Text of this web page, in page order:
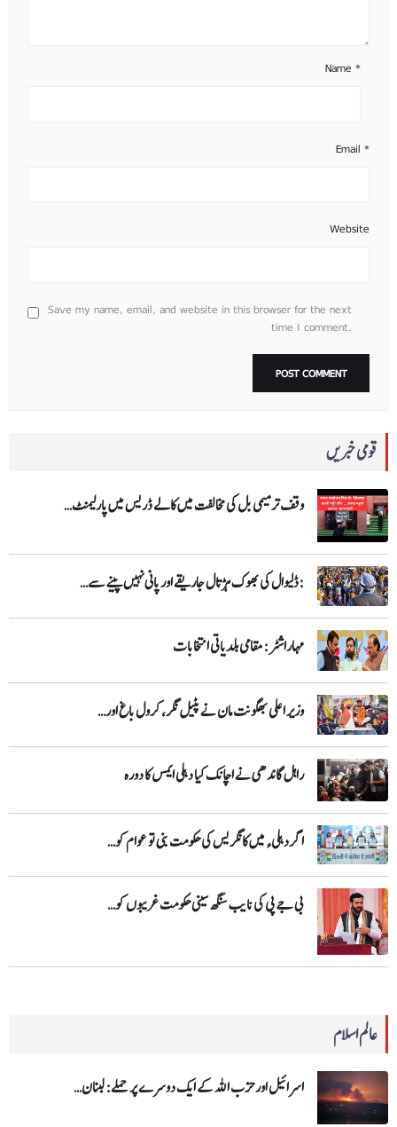
قومی خبریں
وقف ترمیمی بل کی مخالفت میں کالے ڈریس میں پارلیمنٹ…
:ڈلیوال کی بھوک ہڑتال جاریقے اور پانی نہیں پینے سے…
مہاراشٹر: مقامی بلدیاتی انتخابات
وزیر اعلی بھگونت مان نے پٹیل نگر، کرول باغ اور…
راہل گاندھی نے اچانک کیا دہلی ایمس کا دورہ
اگر دہلیء میں کانگریس کی حکومت بنی تو عوام کو…
بی جے پی کی نایب سنگھ سینی حکومت غریبوں کو…
عالم اسلام
اسرائیل اور حزب اللہ کے ایک دوسرے پر حملے: لبنان…
Name *
Email *
Website
Save my name, email, and website in this browser for the next
time I comment.